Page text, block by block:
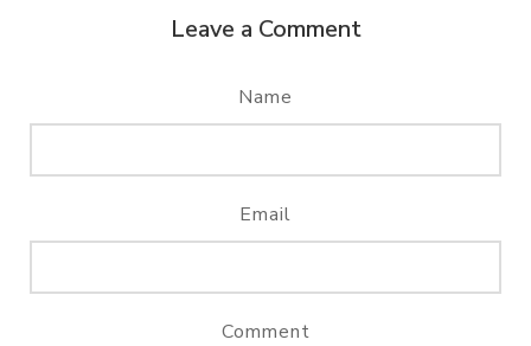
Leave a Comment
Name
Email
Comment